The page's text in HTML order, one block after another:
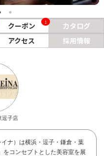
クーポン 1
カタログ
アクセス 採用情報
逗子店
ナ）は横浜・逗子・鎌倉・葉
をコンセプトとした美容室を展